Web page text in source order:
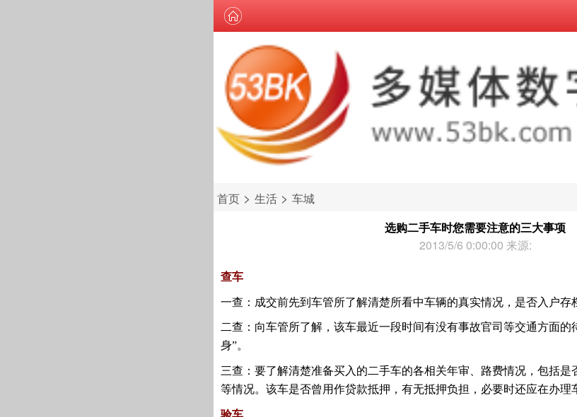
首页 > 生活 > 车城
选购二手车时您需要注意的三大事项
2013/5/6 0:00:00 来源:
查车
一查：成交前先到车管所了解清楚所看中车辆的真实情况，是否入户存
二查：向车管所了解，该车最近一段时间有没有事故官司等交通方面的
身”。
三查：要了解清楚准备买入的二手车的各相关年审、路费情况，包括
等情况。该车是否曾用作贷款抵押，有无抵押负担，必要时还应在办理
验车